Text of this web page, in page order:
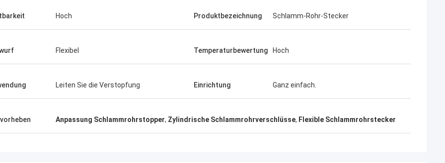
Linda.M
haben ihre Schiffs- und
Schockdämpfer fehlerfreie
Betriebs unserer
Bagger-Antriebssysteme
Hoch Produktbezeichnung Schlamm-Rohr-Stecker
Flexibel Temperaturbewertung Hoch
Leiten Sie die Verstopfung Einrichtung Ganz einfach.
Anpassung Schlammrohrstopper, Zylindrische Schlammrohrverschlüsse, Flexible Schlammrohrstecker